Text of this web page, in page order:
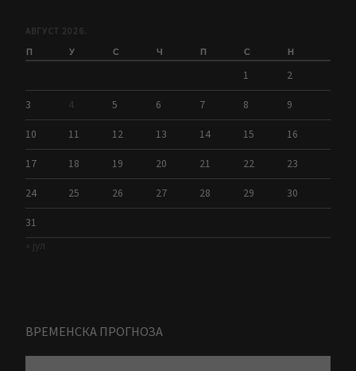
АВГУСТ 2026.
П У С Ч П С Н
1 2
3 4 5 6 7 8 9
10 11 12 13 14 15 16
17 18 19 20 21 22 23
24 25 26 27 28 29 30
31
« јул
ВРЕМЕНСКА ПРОГНОЗА